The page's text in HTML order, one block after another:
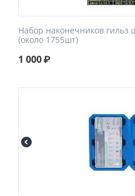
Набор наконечников
(около 1755шт)
1 000₽